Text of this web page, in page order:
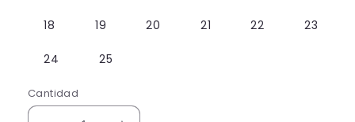
18 19 20 21 22 23
24 25
Cantidad